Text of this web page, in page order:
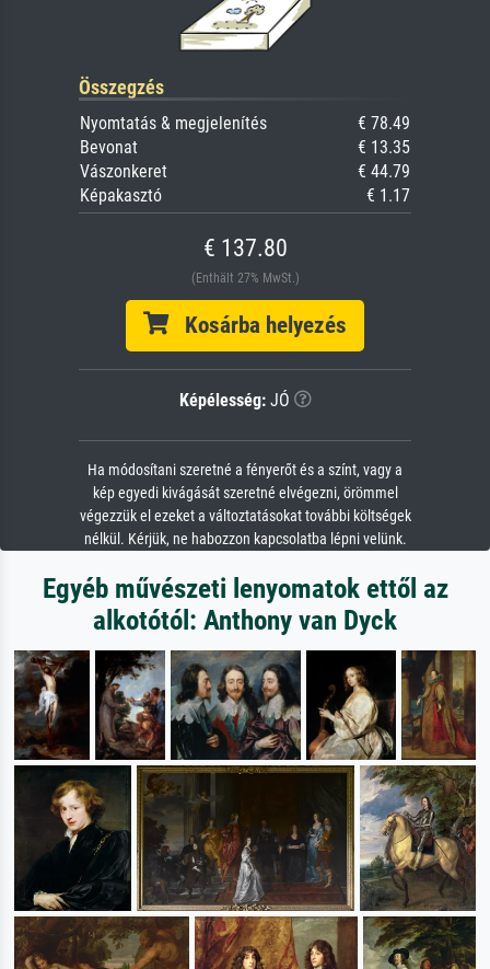
Összegzés
Nyomtatás & megjelenítés
€ 78.49
Bevonat
€ 13.35
Vászonkeret
€ 44.79
Képakasztó
€ 1.17
€ 137.80
(Enthält 27% MwSt.)
Kosárba helyezés
Képélesség:JÓ
Ha módosítani szeretné a fényerőt és a színt, vagy a
kép egyedi kivágását szeretné elvégezni, örömmel
végezzük el ezeket a változtatásokat további költségek
nélkül. Kérjük, ne habozzon kapcsolatba lépni velünk.
Egyéb művészeti lenyomatok ettől az
alkotótól: Anthony van Dyck